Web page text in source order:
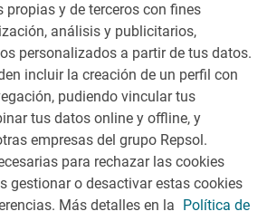
propias y de terceros con fines
análisis y publicitarios,
personalizados a partir de tus datos.
incluir la creación de un perfil con
pudiendo vincular tus
tus datos online y offline, y
empresas del grupo Repsol.
para rechazar las cookies
gestionar o desactivar estas cookies
Más detalles en la Política de